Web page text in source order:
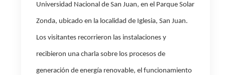
Universidad Nacional de San Juan, en el Parque Solar
Zonda, ubicado en la localidad de Iglesia, San Juan.
Los visitantes recorrieron las instalaciones y
recibieron una charla sobre los procesos de
generación de energía renovable, el funcionamiento